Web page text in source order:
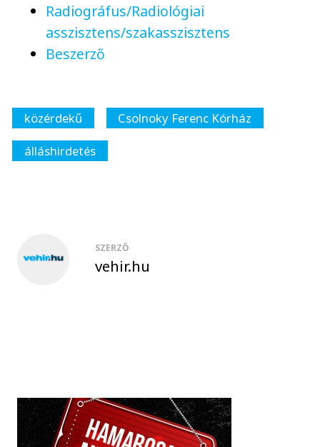
Radiográfus/Radiológiai
asszisztens/szakasszisztens
Beszerző
közérdekű
Csolnoky Ferenc Kórház
álláshirdetés
SZERZŐ
vehir.hu